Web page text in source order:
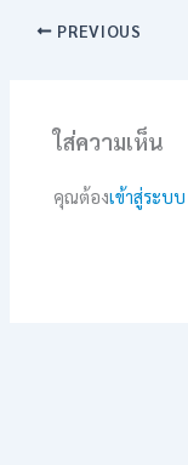
PREVIOUS
ใส่ความเห็น
คุณต้องเข้าสู่ระบบ